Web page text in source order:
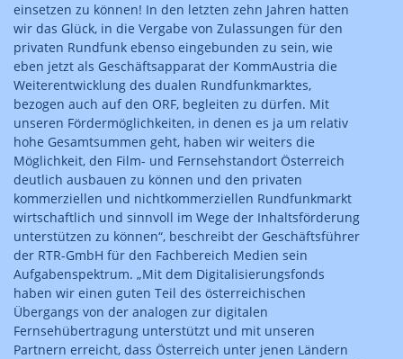
einsetzen zu können! In den letzten zehn Jahren hatten
wir das Glück, in die Vergabe von Zulassungen für den
privaten Rundfunk ebenso eingebunden zu sein, wie
eben jetzt als Geschäftsapparat der KommAustria die
Weiterentwicklung des dualen Rundfunkmarktes,
bezogen auch auf den ORF, begleiten zu dürfen. Mit
unseren Fördermöglichkeiten, in denen es ja um relativ
hohe Gesamtsummen geht, haben wir weiters die
Möglichkeit, den Film- und Fernsehstandort Österreich
deutlich ausbauen zu können und den privaten
kommerziellen und nichtkommerziellen Rundfunkmarkt
wirtschaftlich und sinnvoll im Wege der Inhaltsförderung
unterstützen zu können“, beschreibt der Geschäftsführer
der RTR-GmbH für den Fachbereich Medien sein
Aufgabenspektrum. „Mit dem Digitalisierungs­fonds
haben wir einen guten Teil des österreichischen
Übergangs von der analogen zur digitalen
Fernsehübertragung unterstützt und mit unseren
Partnern erreicht, dass Österreich unter jenen Ländern